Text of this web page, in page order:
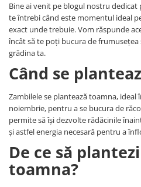
Bine ai venit pe blogul nostru
te întrebi când este momentul ideal
exact unde trebuie. Vom răspunde
încât să te poți bucura de
grădina ta.
Când se
Zambilele se plantează toamna,
noiembrie, pentru a se bucura de
permite să își dezvolte rădăcinile
și astfel energia necesară pentru a
De ce să
toamna?